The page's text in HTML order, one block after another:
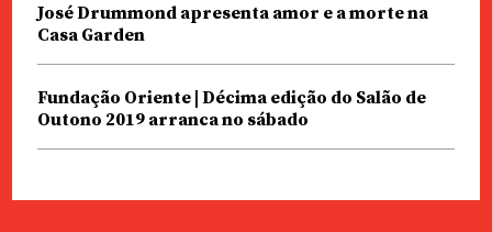
José Drummond apresenta amor e a morte na
Casa Garden
Fundação Oriente | Décima edição do Salão de
Outono 2019 arranca no sábado